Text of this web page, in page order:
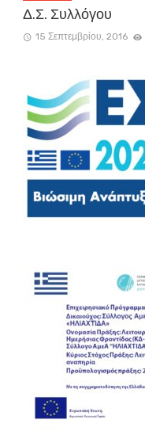
Δ.Σ. Συλλόγου
15 Σεπτεμβρίου, 2016